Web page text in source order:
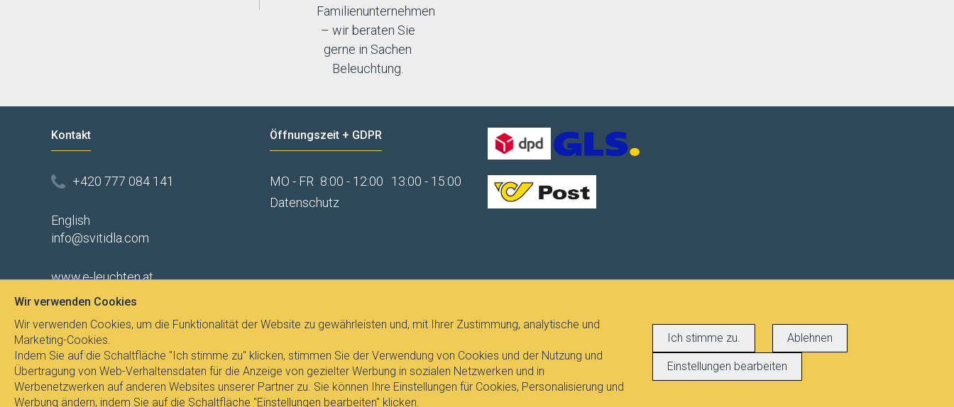
Familienunternehmen
– wir beraten Sie
gerne in Sachen
Beleuchtung.
Kontakt
+420 777 084 141
English
info@svitidla.com
www.e-leuchten.at
GDPR
Öffnungszeit + GDPR
MO - FR 8:00 - 12:00
13:00 - 15:00
Datenschutz
Alle Rechte vorbehalten © 2017E-LEUCHTEN.AT, Dipl.Ing. Pavel Janicek
Wir verwenden Cookies
Wir verwenden Cookies, um die Funktionalität der Website zu gewährleisten und, mit Ihrer Zustimmung, analytische und
Marketing-Cookies.
Indem Sie auf die Schaltfläche "Ich stimme zu" klicken, stimmen Sie der Verwendung von Cookies und der Nutzung und
Übertragung von Web-Verhaltensdaten für die Anzeige von gezielter Werbung in sozialen Netzwerken und in
Werbenetzwerken auf anderen Websites unserer Partner zu. Sie können Ihre Einstellungen für Cookies, Personalisierung und
Werbung ändern, indem Sie auf die Schaltfläche "Einstellungen bearbeiten" klicken.
Ich stimme zu. Ablehnen
Einstellungen bearbeiten